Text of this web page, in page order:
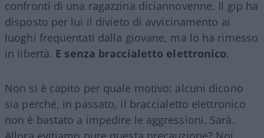
confronti di una ragazzina diciannovenne. Il gip ha
disposto per lui il divieto di avvicinamento ai
luoghi frequentati dalla giovane, ma lo ha rimesso
in libertà. E senza braccialetto elettronico.
Non si è capito per quale motivo: alcuni dicono
sia perché, in passato, il braccialetto elettronico
non è bastato a impedire le aggressioni. Sarà.